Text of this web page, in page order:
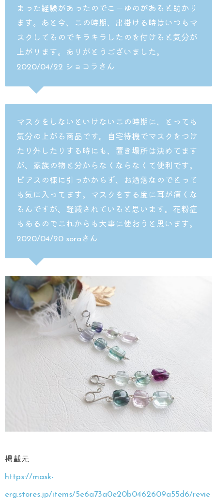
まった経験があったのでこーゆのがあると助かり
ます。あと今、この時期、出掛ける時はいつもマ
スクしてるのでキラキラしたのを付けると気分が
上がります。ありがとうございました。
2020/04/22 ショコラさん
マスクをしないといけないこの時期に、とっても
気分の上がる商品です。自宅待機でマスクをつけ
たり外したりする時にも、置き場所は決めてます
が、家族の物と分からなくならなくて便利です。
ピアスの様に引っかからず、お洒落なのでとって
も気に入ってます。マスクをする度に耳が痛くな
るんですが、軽減されていると思います。花粉症
もあるのでこれからも大事に使おうと思います。
2020/04/20 soraさん
掲載元
https://mask-
erg.stores.jp/items/5e6a73a0e20b0462609a55d6/revie